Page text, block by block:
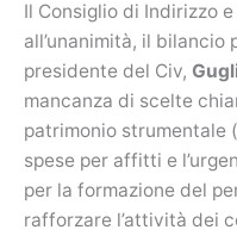
Il Consiglio di Indirizzo
all’unanimità, il bilancio
presidente del Civ,
mancanza di scelte
patrimonio strumentale
spese per affitti e
per la formazione del
rafforzare l’attività dei